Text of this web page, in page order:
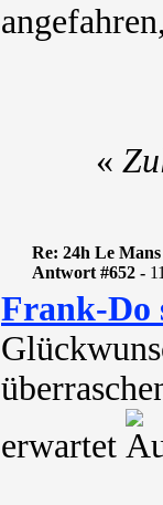
«
Re: 24h Le
Antwort #652 -
Frank-Do
erwartet